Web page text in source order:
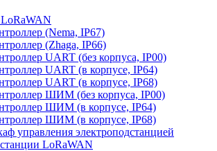
(Nema, IP67)
(Zhaga, IP66)
UART (без корпуса, IP00)
UART (в корпусе, IP64)
UART (в корпусе, IP68)
ШИМ (без корпуса, IP00)
ШИМ (в корпусе, IP64)
ШИМ (в корпусе, IP68)
управления электроподстанцией
LoRaWAN